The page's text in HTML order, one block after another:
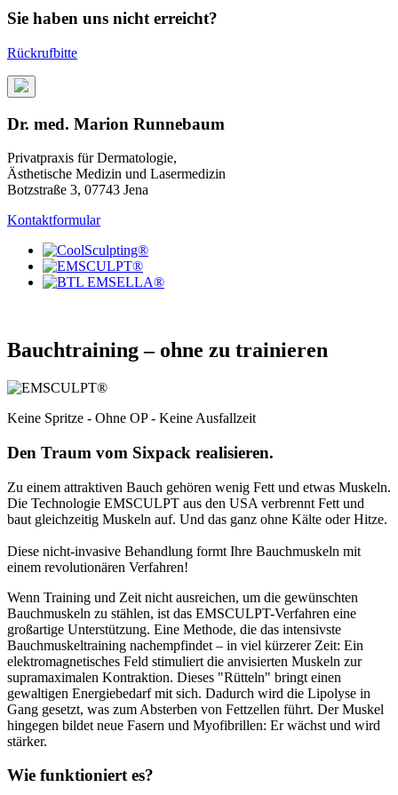
Sie haben uns nicht erreicht?
Rückrufbitte
Dr. med. Marion Runnebaum
Privatpraxis für Dermatologie,
Ästhetische Medizin und Lasermedizin
Botzstraße 3, 07743 Jena
Kontaktformular
Bauchtraining – ohne zu trainieren
Keine Spritze - Ohne OP - Keine Ausfallzeit
Den Traum vom Sixpack realisieren.
Zu einem attraktiven Bauch gehören wenig Fett und etwas Muskeln.
Die Technologie EMSCULPT aus den USA verbrennt Fett und
baut gleichzeitig Muskeln auf. Und das ganz ohne Kälte oder Hitze.
Diese nicht-invasive Behandlung formt Ihre Bauchmuskeln mit
einem revolutionären Verfahren!
Wenn Training und Zeit nicht ausreichen, um die gewünschten
Bauchmuskeln zu stählen, ist das EMSCULPT-Verfahren eine
großartige Unterstützung. Eine Methode, die das intensivste
Bauchmuskeltraining nachempfindet – in viel kürzerer Zeit: Ein
elektromagnetisches Feld stimuliert die anvisierten Muskeln zur
supramaximalen Kontraktion. Dieses "Rütteln" bringt einen
gewaltigen Energiebedarf mit sich. Dadurch wird die Lipolyse in
Gang gesetzt, was zum Absterben von Fettzellen führt. Der Muskel
hingegen bildet neue Fasern und Myofibrillen: Er wächst und wird
stärker.
Wie funktioniert es?